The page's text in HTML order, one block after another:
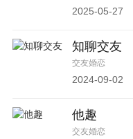
2025-05-27
知聊交友
交友婚恋
2024-09-02
他趣
交友婚恋